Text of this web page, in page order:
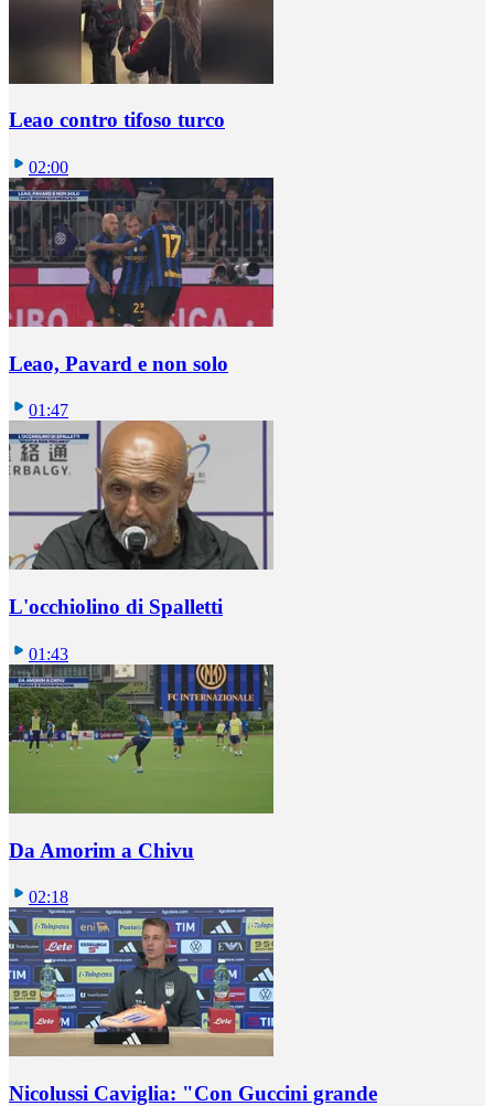
Leao contro tifoso turco
02:00
Leao, Pavard e non solo
01:47
L'occhiolino di Spalletti
01:43
Da Amorim a Chivu
02:18
Nicolussi Caviglia: "Con Guccini grande